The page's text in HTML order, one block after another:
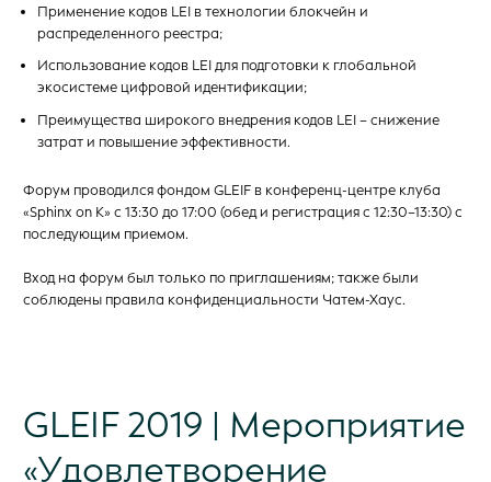
Применение кодов LEI в технологии блокчейн и
распределенного реестра;
Использование кодов LEI для подготовки к глобальной
экосистеме цифровой идентификации;
Преимущества широкого внедрения кодов LEI – снижение
затрат и повышение эффективности.
Форум проводился фондом GLEIF в конференц-центре клуба
«Sphinx on K» с 13:30 до 17:00 (обед и регистрация с 12:30–13:30) с
последующим приемом.
Вход на форум был только по приглашениям; также были
соблюдены правила конфиденциальности Чатем-Хаус.
GLEIF 2019 | Мероприятие
«Удовлетворение